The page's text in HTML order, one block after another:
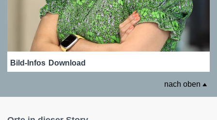
Bild-Infos Download
nach oben